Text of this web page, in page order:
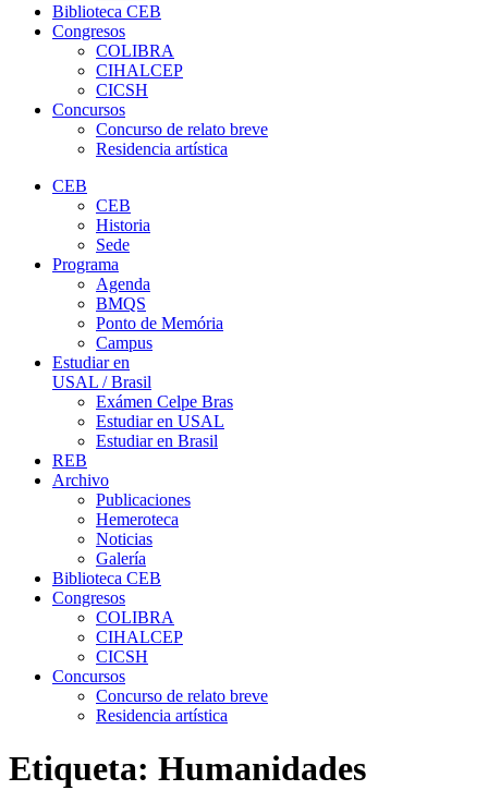
Biblioteca CEB
Congresos
COLIBRA
CIHALCEP
CICSH
Concursos
Concurso de relato breve
Residencia artística
CEB
CEB
Historia
Sede
Programa
Agenda
BMQS
Ponto de Memória
Campus
Estudiar en
USAL / Brasil
Exámen Celpe Bras
Estudiar en USAL
Estudiar en Brasil
REB
Archivo
Publicaciones
Hemeroteca
Noticias
Galería
Biblioteca CEB
Congresos
COLIBRA
CIHALCEP
CICSH
Concursos
Concurso de relato breve
Residencia artística
Etiqueta: Humanidades